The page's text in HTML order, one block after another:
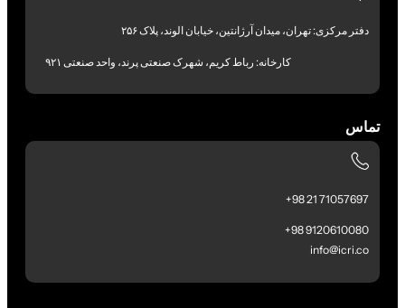
دفتر مرکزی: تهران، میدان آرژانتین، خیابان الوند، پلاک ۲۵۶
کارخانه: رباط کریم، شهرک صنعتی پرند، واحد صنعتی ۹۲۱
تماس
71057697 21 98+
9120610080 98+
info@icri.co